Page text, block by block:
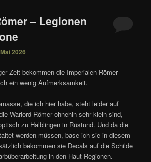
– Legionen
2026
Zeit bekommen die Imperialen Römer
ein wenig Aufmerksamkeit.
die ich hier habe, steht leider auf
Warlord Römer ohnehin sehr klein sind,
zu Halblingen in Rüstund. Und da die
werden müssen, base ich sie in diesem
bekommen sie Decals auf die Schilde
in den Haut-Regionen.